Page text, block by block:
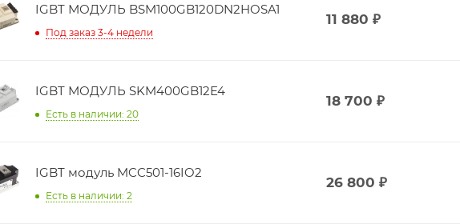
IGBT МОДУЛЬ BSM100GB120DN2HOSA1
Под заказ 3-4 недели
11 880 ₽
IGBT МОДУЛЬ SKM400GB12E4
Есть в наличии: 20
18 700 ₽
IGBT модуль MCC501-16IO2
Есть в наличии: 2
26 800 ₽